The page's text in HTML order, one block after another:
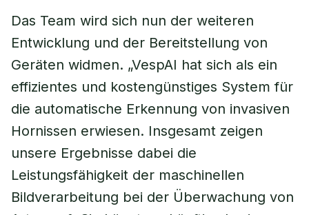
Das Team wird sich nun der weiteren
Entwicklung und der Bereitstellung von
Geräten widmen. „VespAI hat sich als ein
effizientes und kostengünstiges System für
die automatische Erkennung von invasiven
Hornissen erwiesen. Insgesamt zeigen
unsere Ergebnisse dabei die
Leistungsfähigkeit der maschinellen
Bildverarbeitung bei der Überwachung von